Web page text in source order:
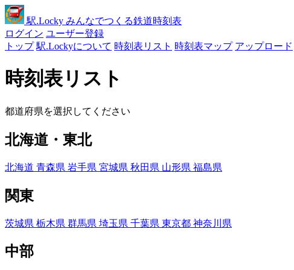
駅.Locky みんなでつくる鉄道時刻表
ログイン ユーザー登録
トップ 駅.Lockyについて 時刻表リスト 時刻表マップ アップロード
時刻表リスト
都道府県を選択してください
北海道・東北
北海道 青森県 岩手県 宮城県 秋田県 山形県 福島県
関東
茨城県 栃木県 群馬県 埼玉県 千葉県 東京都 神奈川県
中部